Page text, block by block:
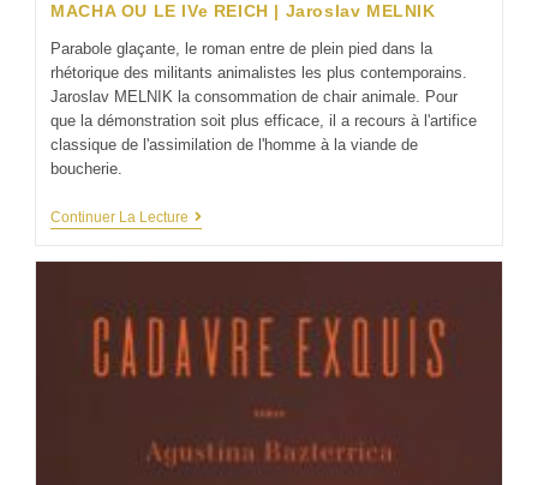
MACHA OU LE IVe REICH | Jaroslav MELNIK
Parabole glaçante, le roman entre de plein pied dans la
rhétorique des militants animalistes les plus contemporains.
Jaroslav MELNIK la consommation de chair animale. Pour
que la démonstration soit plus efficace, il a recours à l'artifice
classique de l'assimilation de l'homme à la viande de
boucherie.
Continuer La Lecture